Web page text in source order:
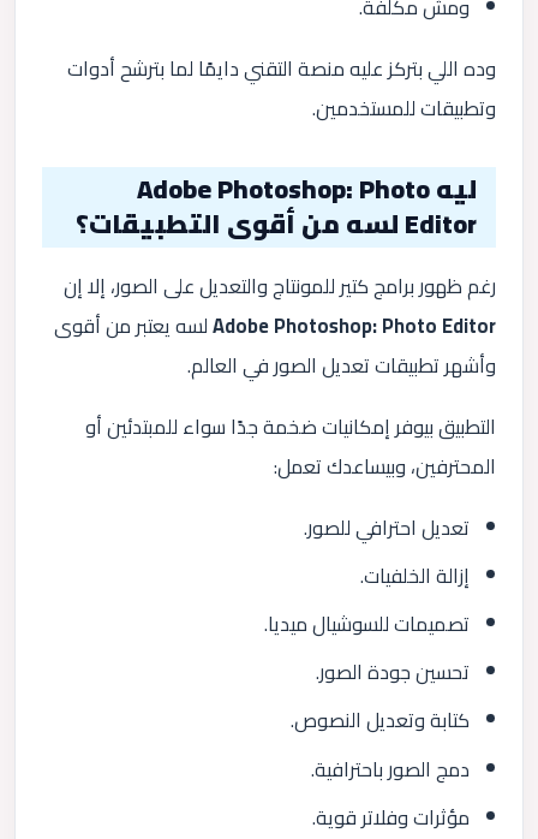
ومش مكلفة.
وده اللي بتركز عليه منصة التقني دايمًا لما بترشح أدوات
وتطبيقات للمستخدمين.
ليه Adobe Photoshop: Photo
Editor لسه من أقوى التطبيقات؟
رغم ظهور برامج كتير للمونتاج والتعديل على الصور، إلا إن
Adobe Photoshop: Photo Editorلسه يعتبر من أقوى
وأشهر تطبيقات تعديل الصور في العالم.
التطبيق بيوفر إمكانيات ضخمة جدًا سواء للمبتدئين أو
المحترفين، وبيساعدك تعمل:
تعديل احترافي للصور.
إزالة الخلفيات.
تصميمات للسوشيال ميديا.
تحسين جودة الصور.
كتابة وتعديل النصوص.
دمج الصور باحترافية.
مؤثرات وفلاتر قوية.